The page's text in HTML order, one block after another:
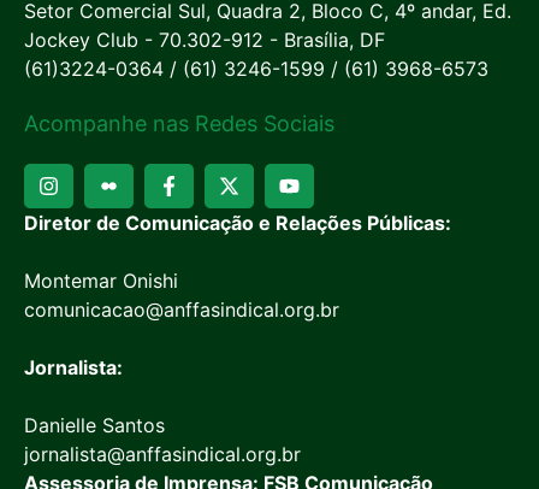
Setor Comercial Sul, Quadra 2, Bloco C, 4º andar, Ed.
Jockey Club - 70.302-912 - Brasília, DF
(61)3224-0364 / (61) 3246-1599 / (61) 3968-6573
Acompanhe nas Redes Sociais
Diretor de Comunicação e Relações Públicas:
Montemar Onishi
comunicacao@anffasindical.org.br
Jornalista:
Danielle Santos
jornalista@anffasindical.org.br
Assessoria de Imprensa: FSB Comunicação